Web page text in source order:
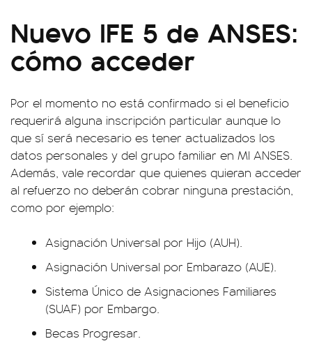
Nuevo IFE 5 de ANSES:
cómo acceder
Por el momento no está confirmado si el beneficio
requerirá alguna inscripción particular aunque lo
que sí será necesario es tener actualizados los
datos personales y del grupo familiar en MI ANSES.
Además, vale recordar que quienes quieran acceder
al refuerzo no deberán cobrar ninguna prestación,
como por ejemplo:
Asignación Universal por Hijo (AUH).
Asignación Universal por Embarazo (AUE).
Sistema Único de Asignaciones Familiares
(SUAF) por Embargo.
Becas Progresar.